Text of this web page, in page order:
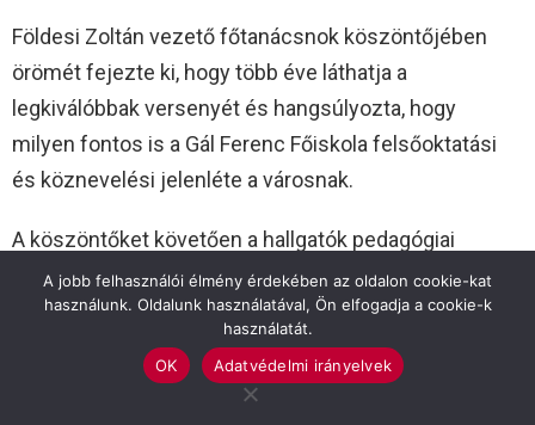
Földesi Zoltán vezető főtanácsnok köszöntőjében
örömét fejezte ki, hogy több éve láthatja a
legkiválóbbak versenyét és hangsúlyozta, hogy
milyen fontos is a Gál Ferenc Főiskola felsőoktatási
és köznevelési jelenléte a városnak.
A köszöntőket követően a hallgatók pedagógiai
hitvallását is megismerhettük azoknak a végzős
óvodapedagógus szakos főiskolai hallgatóknak, akik
részei a 2017. április 25-én a „Legkiválóbb
óvodapedagógus-jelölt Díjért” való
A jobb felhasználói élmény érdekében az oldalon cookie-kat
használunk. Oldalunk használatával, Ön elfogadja a cookie-k
használatát.
OK
Adatvédelmi irányelvek